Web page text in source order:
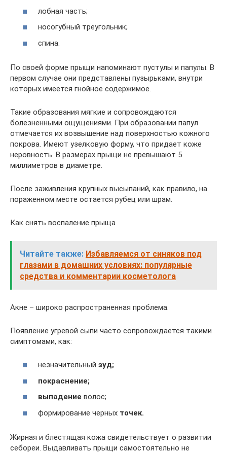
лобная часть;
носогубный треугольник;
спина.
По своей форме прыщи напоминают пустулы и папулы. В
первом случае они представлены пузырьками, внутри
которых имеется гнойное содержимое.
Такие образования мягкие и сопровождаются
болезненными ощущениями. При образовании папул
отмечается их возвышение над поверхностью кожного
покрова. Имеют узелковую форму, что придает коже
неровность. В размерах прыщи не превышают 5
миллиметров в диаметре.
После заживления крупных высыпаний, как правило, на
пораженном месте остается рубец или шрам.
Как снять воспаление прыща
Читайте также: Избавляемся от синяков под
глазами в домашних условиях: популярные
средства и комментарии косметолога
Акне – широко распространенная проблема.
Появление угревой сыпи часто сопровождается такими
симптомами, как:
незначительный зуд;
покраснение;
выпадение волос;
формирование черных точек.
Жирная и блестящая кожа свидетельствует о развитии
себореи. Выдавливать прыщи самостоятельно не